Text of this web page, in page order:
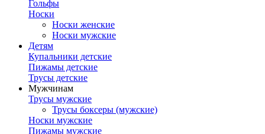
Гольфы
Носки
Носки женские
Носки мужские
Детям
Купальники детские
Пижамы детские
Трусы детские
Мужчинам
Трусы мужские
Трусы боксеры (мужские)
Носки мужские
Пижамы мужские